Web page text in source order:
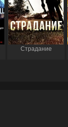
Страдание